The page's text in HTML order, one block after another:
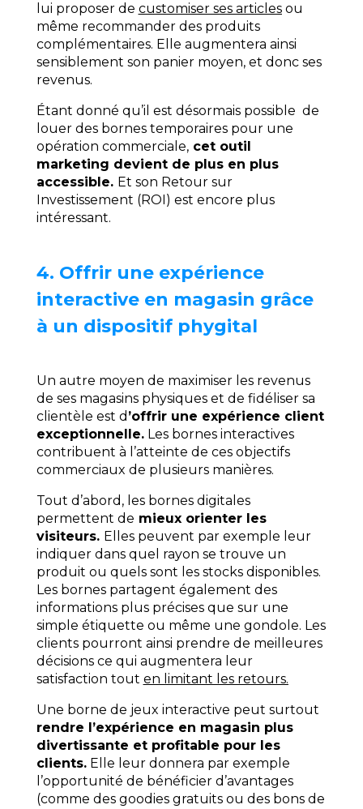
lui proposer de customiser ses articlesou
même recommander des produits
complémentaires. Elle augmentera ainsi
sensiblement son panier moyen, et donc ses
revenus.
Étant donné qu’il est désormais possible de
louer des bornes temporaires pour une
opération commerciale,cet outil
marketing devient de plus en plus
accessible. Et son Retour sur
Investissement (ROI) est encore plus
intéressant.
4. Offrir une expérience
interactive en magasin grâce
à un dispositif phygital
Un autre moyen de maximiser les revenus
de ses magasins physiques et de fidéliser sa
clientèle est d ’offrir une expérience client
exceptionnelle.Les bornes interactives
contribuent à l’atteinte de ces objectifs
commerciaux de plusieurs manières.
Tout d’abord, les bornes digitales
permettent de mieux orienter les
visiteurs. Elles peuvent par exemple leur
indiquer dans quel rayon se trouve un
produit ou quels sont les stocks disponibles.
Les bornes partagent également des
informations plus précises que sur une
simple étiquette ou même une gondole. Les
clients pourront ainsi prendre de meilleures
décisions ce qui augmentera leur
satisfaction tout en limitant les retours.
Une borne de jeux interactive peut surtout
rendre l’expérience en magasin plus
divertissante et profitable pour les
clients.Elle leur donnera par exemple
l’opportunité de bénéficier d’avantages
(comme des goodies gratuits ou des bons de